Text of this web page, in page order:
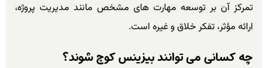
تمرکز آن بر توسعه مهارت های مشخص مانند مدیریت پروژه،
ارائه مؤثر، تفکر خلاق و غیره است.
چه کسانی می توانند بیزینس کوچ شوند؟